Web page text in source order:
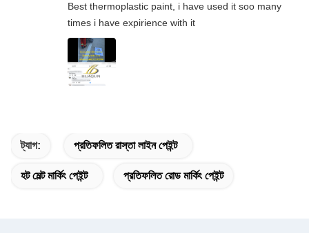
Best thermoplastic paint, i have used it soo many
times i have expirience with it
ট্যাগ: প্রতিফলিত রাস্তা লাইন পেইন্ট
হট মেল্ট মার্কিং পেইন্ট প্রতিফলিত রোড মার্কিং পেইন্ট